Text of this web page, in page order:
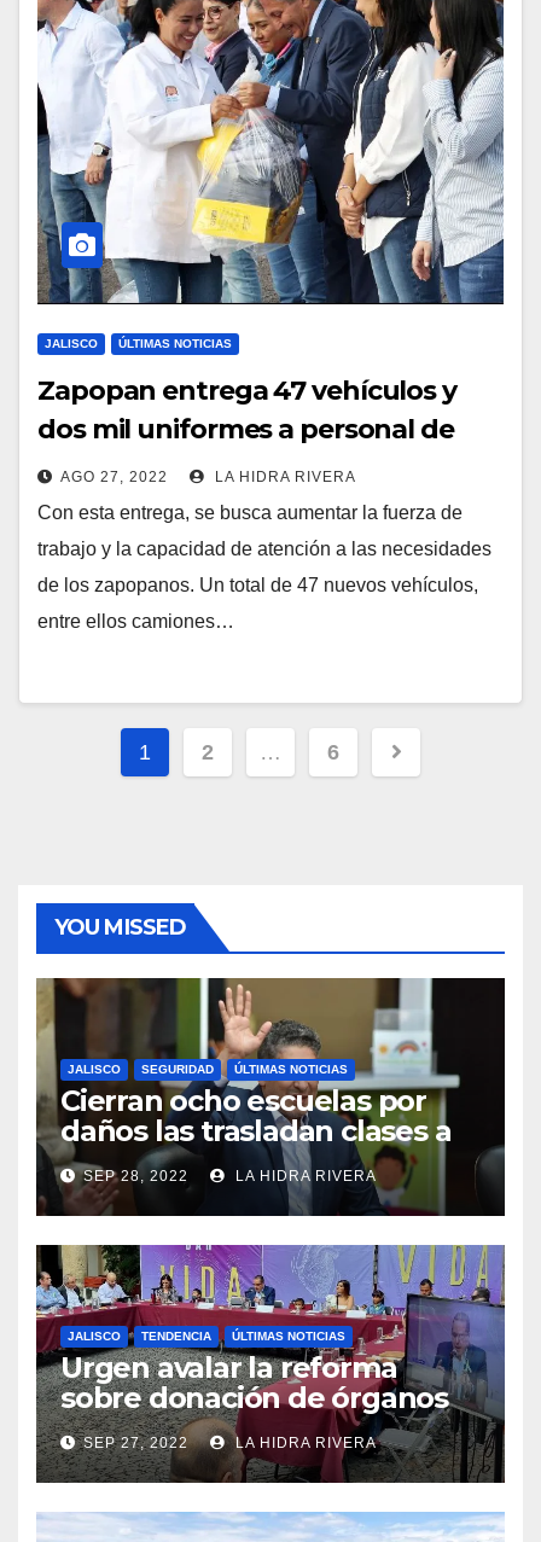
JALISCO ÚLTIMAS NOTICIAS
Zapopan entrega 47 vehículos y
dos mil uniformes a personal de
Servicios Municipales.
AGO 27, 2022 LA HIDRA RIVERA
Con esta entrega, se busca aumentar la fuerza de
trabajo y la capacidad de atención a las necesidades
de los zapopanos. Un total de 47 nuevos vehículos,
entre ellos camiones…
Paginación
1 2 … 6
YOU MISSED
JALISCO SEGURIDAD ÚLTIMAS NOTICIAS
Cierran ocho escuelas por
daños las trasladan clases a
sedes alternas.
SEP 28, 2022 LA HIDRA RIVERA
JALISCO TENDENCIA ÚLTIMAS NOTICIAS
Urgen avalar la reforma
sobre donación de órganos
en Jalisco.
SEP 27, 2022 LA HIDRA RIVERA